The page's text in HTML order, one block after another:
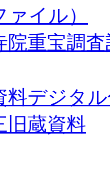
ァイル）
院重宝調
料デジタ
旧蔵資料